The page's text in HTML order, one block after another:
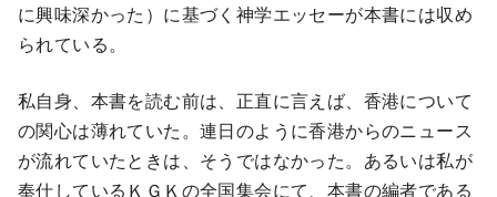
に興味深かった）に基づく神学エッセーが本書には収め
られている。
私自身、本書を読む前は、正直に言えば、香港について
の関心は薄れていた。連日のように香港からのニュース
が流れていたときは、そうではなかった。あるいは私が
奉仕しているＫＧＫの全国集会にて、本書の編者である